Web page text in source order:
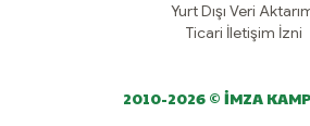
Yurt Dışı Veri
Ticari İletişim İzni
2010-2026 © İMZA